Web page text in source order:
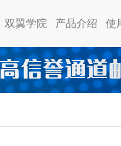
双翼学院 产品介绍 使